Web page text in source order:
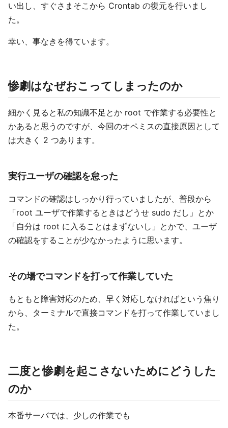
い出し、すぐさまそこから Crontab の復元を行いまし
た。
幸い、事なきを得ています。
惨劇はなぜおこってしまったのか
細かく見ると私の知識不足とか root で作業する必要性と
かあると思うのですが、今回のオペミスの直接原因として
は大きく 2 つあります。
実行ユーザの確認を怠った
コマンドの確認はしっかり行っていましたが、普段から
「root ユーザで作業するときはどうせ sudo だし」とか
「自分は root に入ることはまずないし」とかで、ユーザ
の確認をすることが少なかったように思います。
その場でコマンドを打って作業していた
もともと障害対応のため、早く対応しなければという焦り
から、ターミナルで直接コマンドを打って作業していまし
た。
二度と惨劇を起こさないためにどうした
のか
本番サーバでは、少しの作業でも